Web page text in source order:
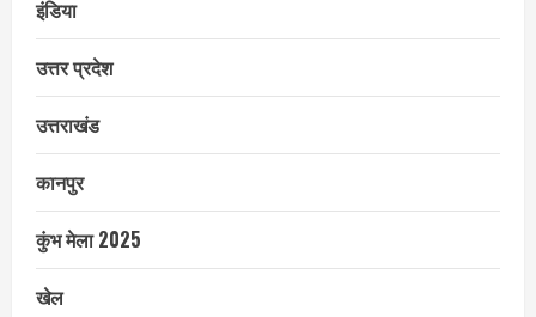
इंडिया
उत्तर प्रदेश
उत्तराखंड
कानपुर
कुंभ मेला 2025
खेल